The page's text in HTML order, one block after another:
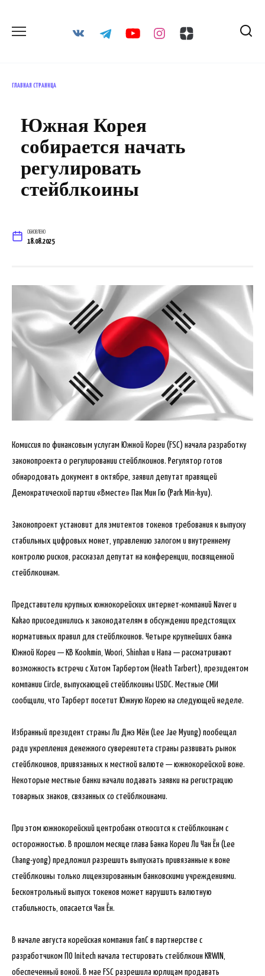
содержанию
ГЛАВНАЯ СТРАНИЦА
Южная Корея
собирается начать
регулировать
стейблкоины
ОБНОВЛЕНО
18.08.2025
Комиссия по финансовым услугам Южной Кореи (FSC) начала разработку
законопроекта о регулировании стейблкоинов. Регулятор готов
обнародовать документ в октябре, заявил депутат правящей
Демократической партии «Вместе» Пак Мин Гю (Park Min-kyu).
Законопроект установит для эмитентов токенов требования к выпуску
стабильных цифровых монет, управлению залогом и внутреннему
контролю рисков, рассказал депутат на конференции, посвященной
стейблкоинам.
Представители крупных южнокорейских интернет-компаний Naver и
Kakao присоединились к законодателям в обсуждении предстоящих
нормативных правил для стейблкоинов. Четыре крупнейших банка
Южной Кореи — KB Kookmin, Woori, Shinhan и Hana — рассматривают
возможность встречи с Хитом Тарбертом (Heath Tarbert), президентом
компании Circle, выпускающей стейблкоины USDC. Местные СМИ
сообщили, что Тарберт посетит Южную Корею на следующей неделе.
Избранный президент страны Ли Джэ Мён (Lee Jae Myung) пообещал
ради укрепления денежного суверенитета страны развивать рынок
стейблкоинов, привязанных к местной валюте — южнокорейской воне.
Некоторые местные банки начали подавать заявки на регистрацию
товарных знаков, связанных со стейблкоинами.
При этом южнокорейский центробанк относится к стейблкоинам с
осторожностью. В прошлом месяце глава Банка Кореи Ли Чан Ён (Lee
Chang-yong) предложил разрешить выпускать привязанные к воне
стейблкоины только лицензированным банковскими учреждениями.
Бесконтрольный выпуск токенов может нарушить валютную
стабильность, опасается Чан Ён.
В начале августа корейская компания fanC в партнерстве с
разработчиком ПО Initech начала тестировать стейблкоин KRWIN,
обеспеченный воной. В мае FSC разрешила юрлицам продавать